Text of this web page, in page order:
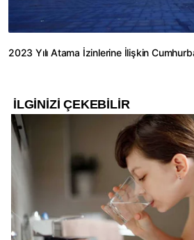
2023 Yılı Atama İzinlerine İlişkin